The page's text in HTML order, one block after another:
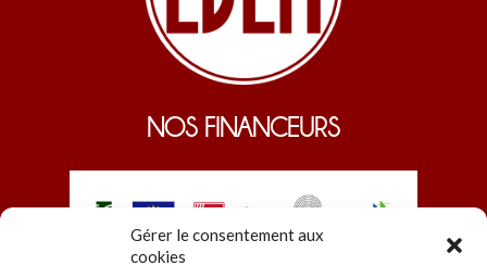
Gérer le consentement aux
cookies
NOS FINANCEURS